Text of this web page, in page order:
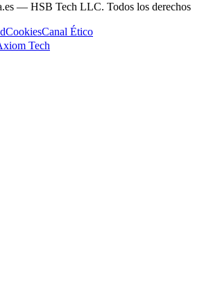
— HSB Tech LLC. Todos los derechos
CookiesCanal Ético
Tech